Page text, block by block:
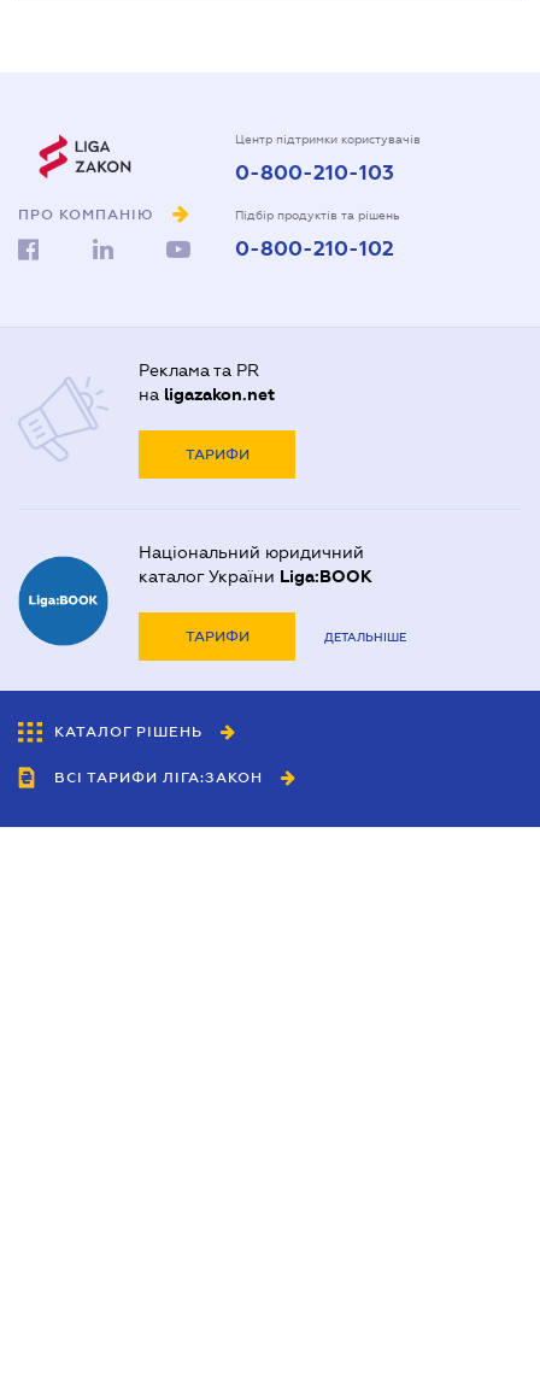
ПРО КОМПАНІЮ
Центр підтримки користувачів
0-800-210-103
Підбір продуктів та рішень
0-800-210-102
Реклама та PR
на ligazakon.net
ТАРИФИ
Національний юридичний
каталог України Liga:BOOK
ТАРИФИ ДЕТАЛЬНІШЕ
КАТАЛОГ РІШЕНЬ
ВСІ ТАРИФИ ЛІГА:ЗАКОН